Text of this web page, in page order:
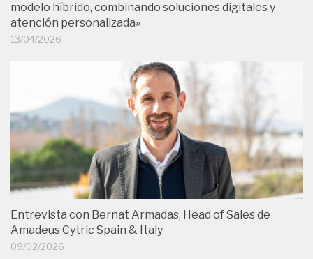
modelo híbrido, combinando soluciones digitales y
atención personalizada»
13/04/2026
Entrevista con Bernat Armadas, Head of Sales de
Amadeus Cytric Spain & Italy
09/02/2026